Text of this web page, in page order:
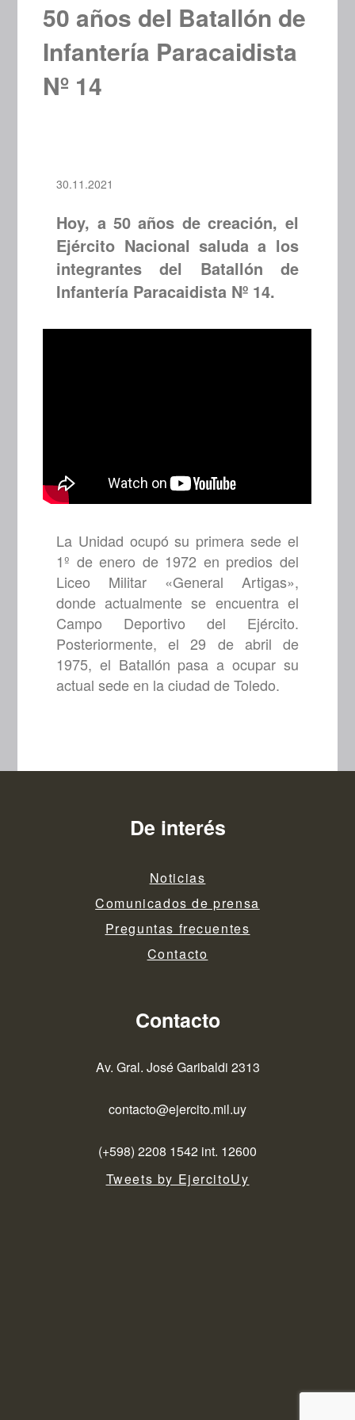
50 años del Batallón de
Infantería Paracaidista
Nº 14
30.11.2021
Hoy, a 50 años de creación, el
Ejército Nacional saluda a los
integrantes del Batallón de
Infantería Paracaidista Nº 14.
La Unidad ocupó su primera sede el
1º de enero de 1972 en predios del
Liceo Militar «General Artigas»,
donde actualmente se encuentra el
Campo Deportivo del Ejército.
Posteriormente, el 29 de abril de
1975, el Batallón pasa a ocupar su
actual sede en la ciudad de Toledo.
De interés
Noticias
Comunicados de prensa
Preguntas frecuentes
Contacto
Contacto
Av. Gral. José Garibaldi 2313
contacto@ejercito.mil.uy
(+598) 2208 1542 int. 12600
Tweets by EjercitoUy